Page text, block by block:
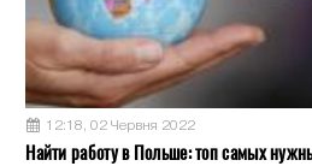
12:18, 02 Червня 2022
Найти работу в Польше: топ самых